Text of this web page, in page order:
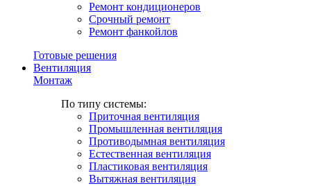
Ремонт кондиционеров
Срочный ремонт
Ремонт фанкойлов
Готовые решения
Вентиляция
Монтаж
По типу системы:
Приточная вентиляция
Промышленная вентиляция
Противодымная вентиляция
Естественная вентиляция
Пластиковая вентиляция
Вытяжная вентиляция